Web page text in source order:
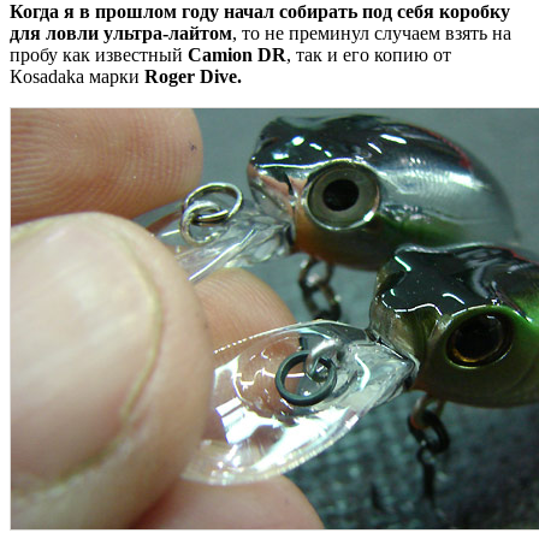
Когда я в прошлом году начал собирать под себя коробку
для ловли ультра-лайтом, то не преминул случаем взять на
пробу как известный Camion DR, так и его копию от
Кosadaka марки Roger Dive.